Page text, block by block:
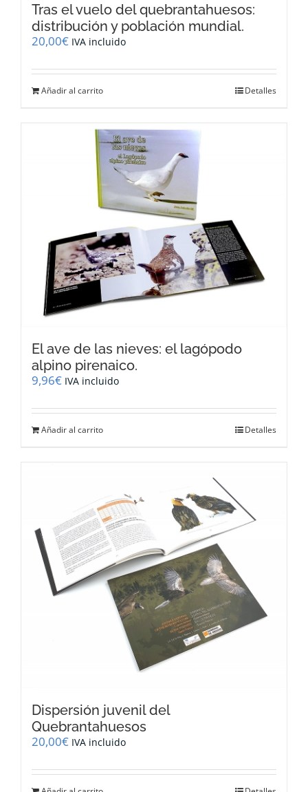
Tras el vuelo del quebrantahuesos:
distribución y población mundial.
20,00€ IVA incluido
Añadir al carrito Detalles
El ave de las nieves: el lagópodo
alpino pirenaico.
9,96€ IVA incluido
Añadir al carrito Detalles
Dispersión juvenil del
Quebrantahuesos
20,00€ IVA incluido